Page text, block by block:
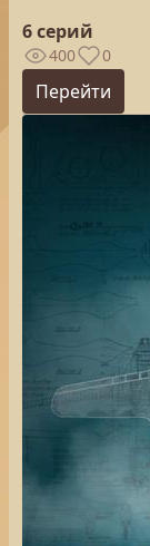
6 серий
400 0
Перейти